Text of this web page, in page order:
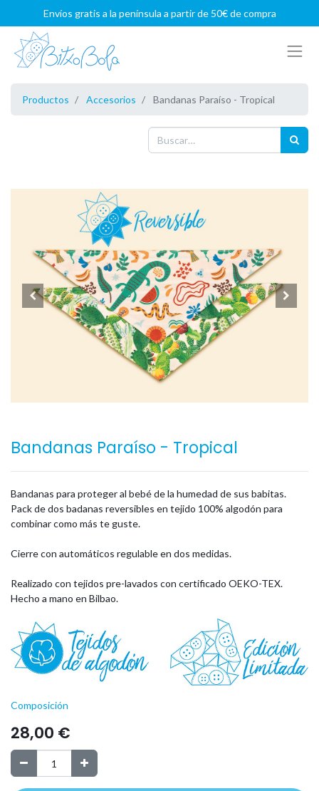
Envíos gratis a la península a partir de 50€ de compra
Productos Accesorios Bandanas Paraíso - Tropical
Bandanas Paraíso - Tropical
Bandanas para proteger al bebé de la humedad de sus babitas.
Pack de dos badanas reversibles en tejido 100% algodón para
combinar como más te guste.
Cierre con automáticos regulable en dos medidas.
Realizado con tejidos pre-lavados con certificado OEKO-TEX.
Hecho a mano en Bilbao.
Composición
28,00 €